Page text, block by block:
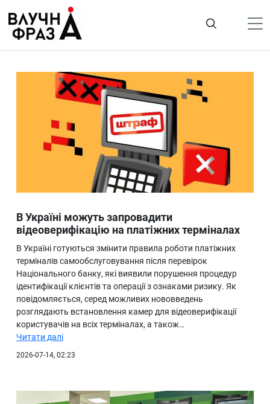
содержимому
Лайфстайл
ТехноНаука
Ukraine
Про нас
В Україні можуть запровадити
відеоверифікацію на платіжних терміналах
В Україні готуються змінити правила роботи платіжних
терміналів самообслуговування після перевірок
Національного банку, які виявили порушення процедур
ідентифікації клієнтів та операції з ознаками ризику. Як
повідомляється, серед можливих нововведень
розглядають встановлення камер для відеоверифікації
користувачів на всіх терміналах, а також…
Читати далі
2026-07-14, 02:23